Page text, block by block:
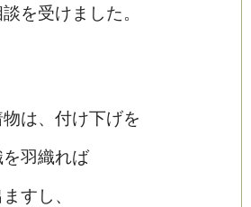
を受けました。
は、付け下げを
羽織れば
すし、